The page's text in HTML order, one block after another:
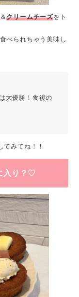
＆クリームチーズをト
べられちゃう美味し
大優勝！食後の
てみてね！！
入り？♡